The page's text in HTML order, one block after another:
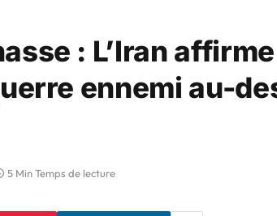
: L’Iran affirme
ennemi au-
5 Min Temps de lecture